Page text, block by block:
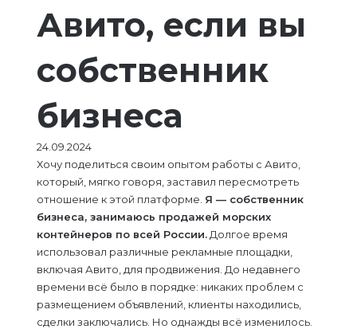
Авито, если вы
собственник
бизнеса
24.09.2024
Хочу поделиться своим опытом работы с Авито,
который, мягко говоря, заставил пересмотреть
отношение к этой платформе. Я — собственник
бизнеса, занимаюсь продажей морских
контейнеров по всей России. Долгое время
использовал различные рекламные площадки,
включая Авито, для продвижения. До недавнего
времени всё было в порядке: никаких проблем с
размещением объявлений, клиенты находились,
сделки заключались. Но однажды всё изменилось.